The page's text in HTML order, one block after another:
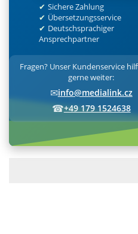
Sichere Zahlung
Übersetzungsservice
Deutschsprachiger
Ansprechpartner
Fragen? Unser Kundenservice
gerne weiter:
✉info@medialink.cz
☎+49 179 1524638